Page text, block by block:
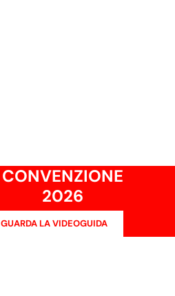
CONVENZIONE
2026
GUARDA LA VIDEOGUIDA